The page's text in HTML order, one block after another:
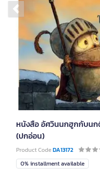
Previous
หนังสือ อัศวินนกฮูกกับนก
(ปกอ่อน)
Product CodeDA13172
0% installment available